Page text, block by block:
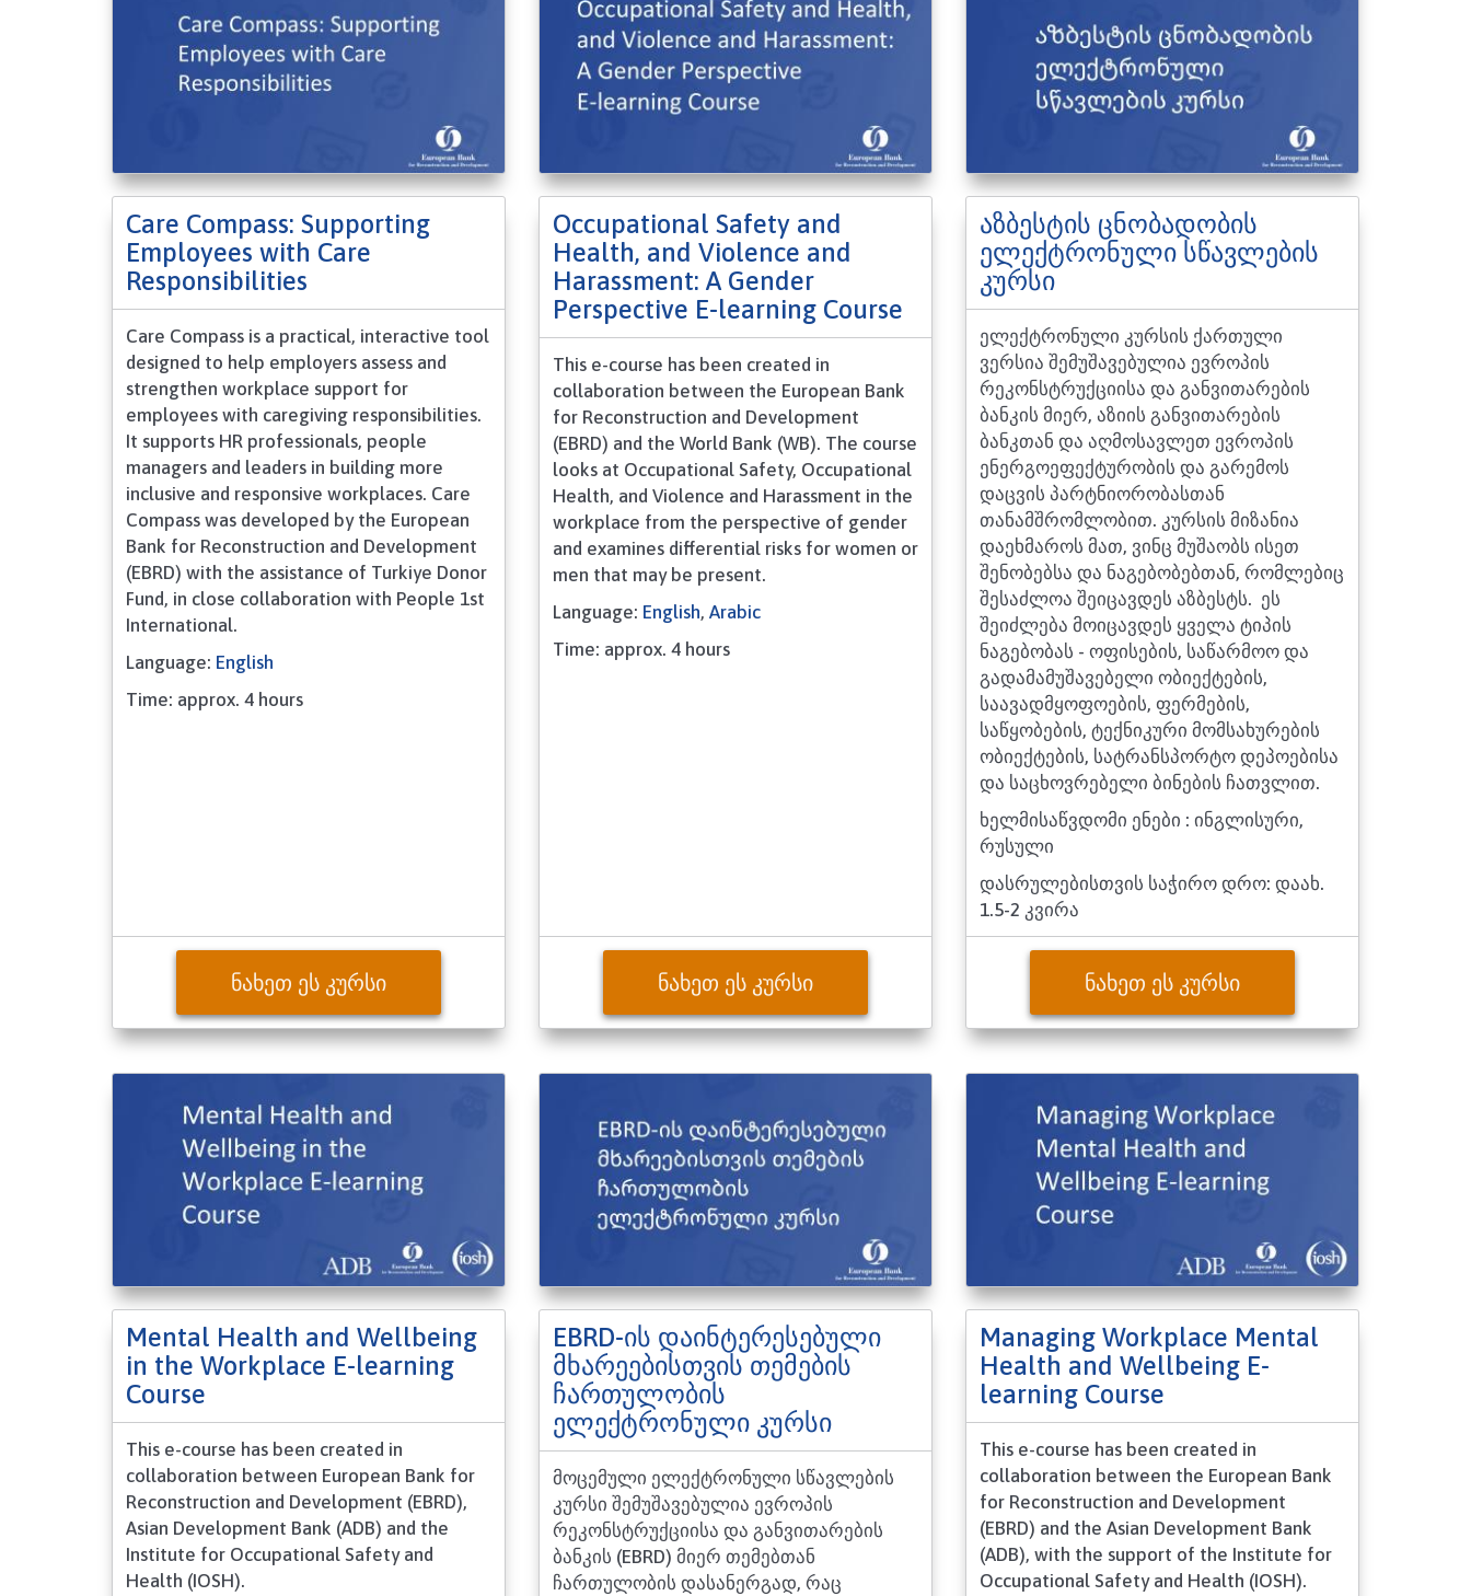
Care Compass: Supporting
Employees with Care
Responsibilities
Care Compass is a practical, interactive tool
designed to help employers assess and
strengthen workplace support for
employees with caregiving responsibilities.
It supports HR professionals, people
managers and leaders in building more
inclusive and responsive workplaces. Care
Compass was developed by the European
Bank for Reconstruction and Development
(EBRD) with the assistance of Turkiye Donor
Fund, in close collaboration with People 1st
International.
Language: English
Time: approx. 4 hours
ᲜᲐᲮᲔᲗ ᲔᲡ ᲙᲣᲠᲡᲘ
Occupational Safety and
Health, and Violence and
Harassment: A Gender
Perspective E-learning Course
This e-course has been created in
collaboration between the European Bank
for Reconstruction and Development
(EBRD) and the World Bank (WB). The course
looks at Occupational Safety, Occupational
Health, and Violence and Harassment in the
workplace from the perspective of gender
and examines differential risks for women or
men that may be present.
Language: English, Arabic
Time: approx. 4 hours
ᲜᲐᲮᲔᲗ ᲔᲡ ᲙᲣᲠᲡᲘ
აზბესტის ცნობადობის
ელექტრონული სწავლების
კურსი
ელექტრონული კურსის ქართული
ვერსია შემუშავებულია ევროპის
რეკონსტრუქციისა და განვითარების
ბანკის მიერ, აზიის განვითარების
ბანკთან და აღმოსავლეთ ევროპის
ენერგოეფექტურობის და გარემოს
დაცვის პარტნიორობასთან
თანამშრომლობით. კურსის მიზანია
დაეხმაროს მათ, ვინც მუშაობს ისეთ
შენობებსა და ნაგებობებთან, რომლებიც
შესაძლოა შეიცავდეს აზბესტს. ეს
შეიძლება მოიცავდეს ყველა ტიპის
ნაგებობას - ოფისების, საწარმოო და
გადამამუშავებელი ობიექტების,
საავადმყოფოების, ფერმების,
საწყობების, ტექნიკური მომსახურების
ობიექტების, სატრანსპორტო დეპოებისა
და საცხოვრებელი ბინების ჩათვლით.
ხელმისაწვდომი ენები : ინგლისური,
რუსული
დასრულებისთვის საჭირო დრო: დაახ.
1.5-2 კვირა
ᲜᲐᲮᲔᲗ ᲔᲡ ᲙᲣᲠᲡᲘ
Mental Health and Wellbeing
in the Workplace E-learning
Course
This e-course has been created in
collaboration between European Bank for
Reconstruction and Development (EBRD),
Asian Development Bank (ADB) and the
Institute for Occupational Safety and
Health (IOSH).
EBRD-ის დაინტერესებული
მხარეებისთვის თემების
ჩართულობის
ელექტრონული კურსი
მოცემული ელექტრონული სწავლების
კურსი შემუშავებულია ევროპის
რეკონსტრუქციისა და განვითარების
ბანკის (EBRD) მიერ თემებთან
ჩართულობის დასანერგად, რაც
Managing Workplace Mental
Health and Wellbeing E-
learning Course
This e-course has been created in
collaboration between the European Bank
for Reconstruction and Development
(EBRD) and the Asian Development Bank
(ADB), with the support of the Institute for
Occupational Safety and Health (IOSH).